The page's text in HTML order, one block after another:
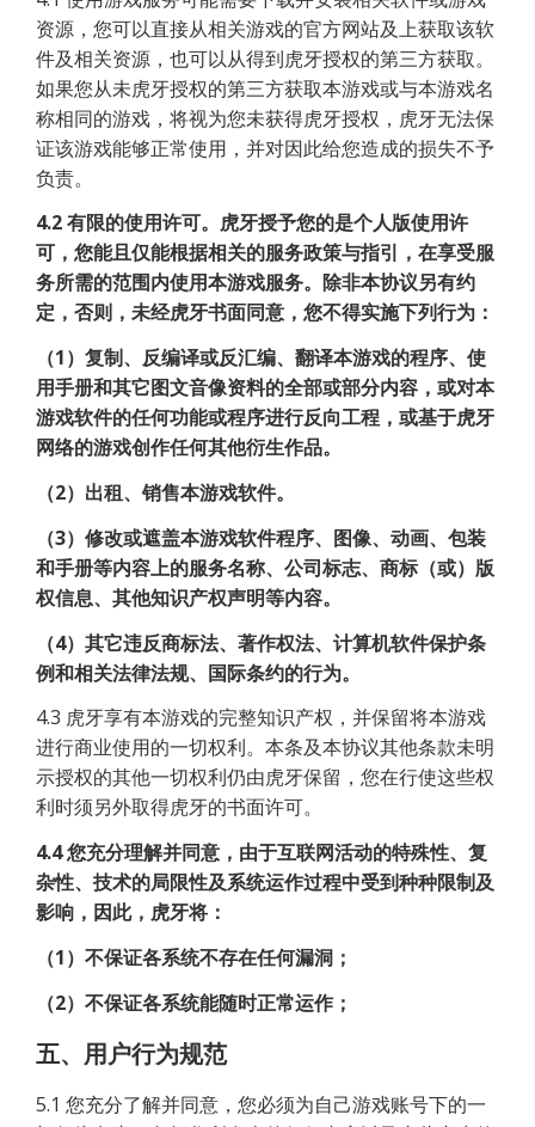
资源，您可以直接从相关游戏的官方网站及上获取该软
件及相关资源，也可以从得到虎牙授权的第三方获取。
如果您从未虎牙授权的第三方获取本游戏或与本游戏名
称相同的游戏，将视为您未获得虎牙授权，虎牙无法保
证该游戏能够正常使用，并对因此给您造成的损失不予
负责。
4.2有限的使用许可。虎牙授予您的是个人版使用许
可，您能且仅能根据相关的服务政策与指引，在享受服
务所需的范围内使用本游戏服务。除非本协议另有约
定，否则，未经虎牙书面同意，您不得实施下列行为：
（1）复制、反编译或反汇编、翻译本游戏的程序、使
用手册和其它图文音像资料的全部或部分内容，或对本
游戏软件的任何功能或程序进行反向工程，或基于虎牙
网络的游戏创作任何其他衍生作品。
（2）出租、销售本游戏软件。
（3）修改或遮盖本游戏软件程序、图像、动画、包装
和手册等内容上的服务名称、公司标志、商标（或）版
权信息、其他知识产权声明等内容。
（4）其它违反商标法、著作权法、计算机软件保护条
例和相关法律法规、国际条约的行为。
4.3 虎牙享有本游戏的完整知识产权，并保留将本游戏
进行商业使用的一切权利。本条及本协议其他条款未明
示授权的其他一切权利仍由虎牙保留，您在行使这些权
利时须另外取得虎牙的书面许可。
4.4 您充分理解并同意，由于互联网活动的特殊性、复
杂性、技术的局限性及系统运作过程中受到种种限制及
影响，因此，虎牙将：
（1）不保证各系统不存在任何漏洞；
（2）不保证各系统能随时正常运作；
五、用户行为规范
5.1 您充分了解并同意，您必须为自己游戏账号下的一